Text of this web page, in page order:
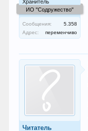
Хранитель
ИО "Содружество"
Сообщения:
5.358
Адрес:
переменчиво
Читатель